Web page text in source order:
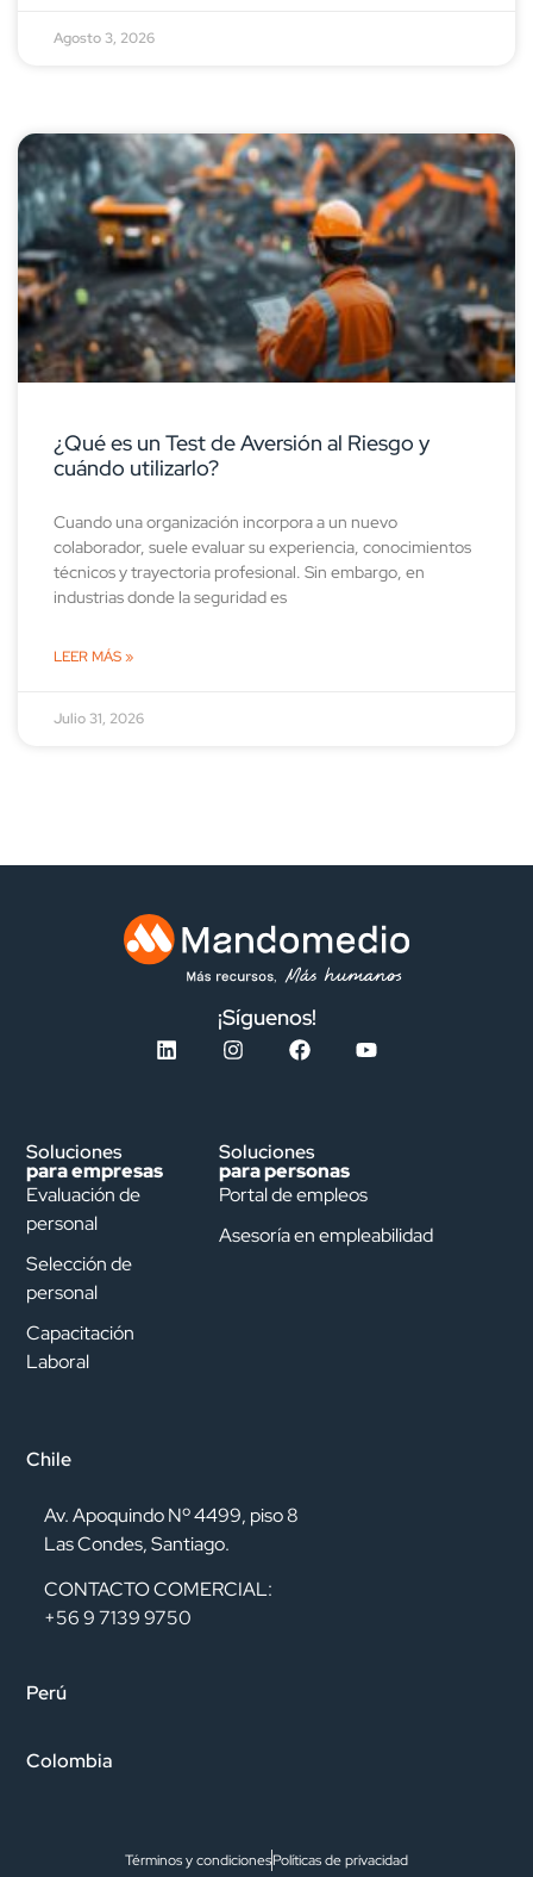
Agosto 3, 2026
¿Qué es un Test de Aversión al Riesgo y
cuándo utilizarlo?
Cuando una organización incorpora a un nuevo
colaborador, suele evaluar su experiencia, conocimientos
técnicos y trayectoria profesional. Sin embargo, en
industrias donde la seguridad es
LEER MÁS »
Julio 31, 2026
¡Síguenos!
Soluciones
para empresas
Evaluación de
personal
Selección de
personal
Capacitación
Laboral
Soluciones
para personas
Portal de empleos
Asesoría en empleabilidad
Chile
Av. Apoquindo Nº 4499, piso 8
Las Condes, Santiago.
CONTACTO COMERCIAL:
+56 9 7139 9750
Perú
Colombia
Términos y condicionesPolíticas de privacidad